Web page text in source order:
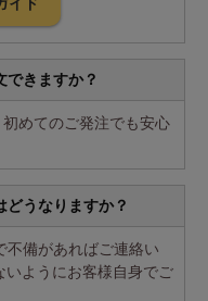
できますか？
めてのご発注でも安心
どうなりますか？
不備があればご連絡い
いようにお客様自身でご